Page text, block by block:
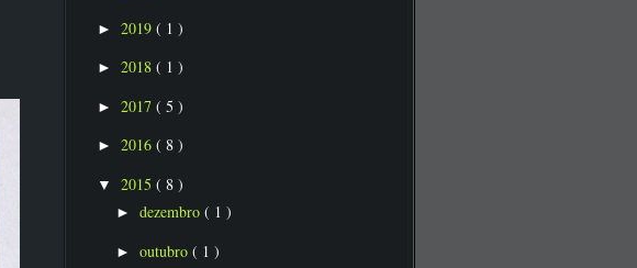
► 2019 ( 1 )
► 2018 ( 1 )
► 2017 ( 5 )
► 2016 ( 8 )
▼ 2015 ( 8 )
► dezembro ( 1 )
► outubro ( 1 )